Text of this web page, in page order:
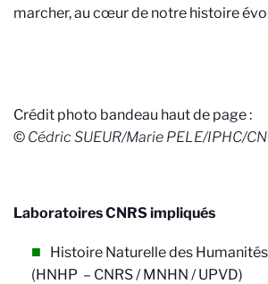
marcher, au cœur de notre histoire
Crédit photo bandeau haut de page :
© Cédric SUEUR/Marie PELE/IPHC/
Laboratoires CNRS impliqués
Histoire Naturelle des
(HNHP – CNRS / MNHN / UPVD)